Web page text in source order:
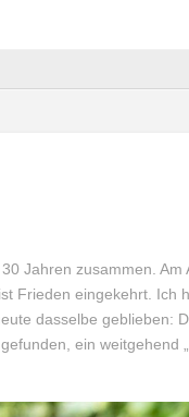
Jahren zusammen. Am
Frieden eingekehrt. Ich
dasselbe geblieben:
ein weitgehend